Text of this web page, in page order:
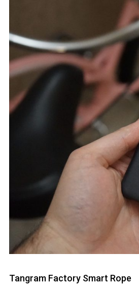
Tangram Factory Smart Rope